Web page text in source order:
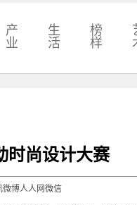
产
业
生
活
榜
样
时尚设计大赛
微博人人网微信